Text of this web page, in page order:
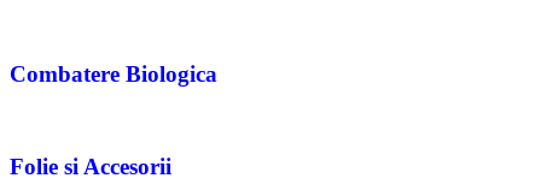
Combatere Biologica
Folie si Accesorii